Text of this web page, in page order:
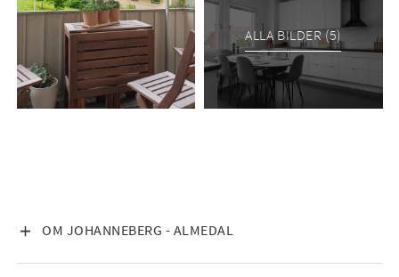
ALLA BILDER (5)
OM JOHANNEBERG - ALMEDAL
VISA INNEHÅLL